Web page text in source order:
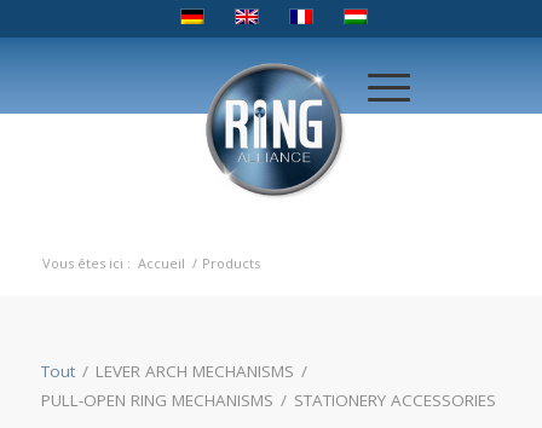
Vous êtes ici : Accueil / Products
Tout / LEVER ARCH MECHANISMS /
PULL-OPEN RING MECHANISMS / STATIONERY ACCESSORIES